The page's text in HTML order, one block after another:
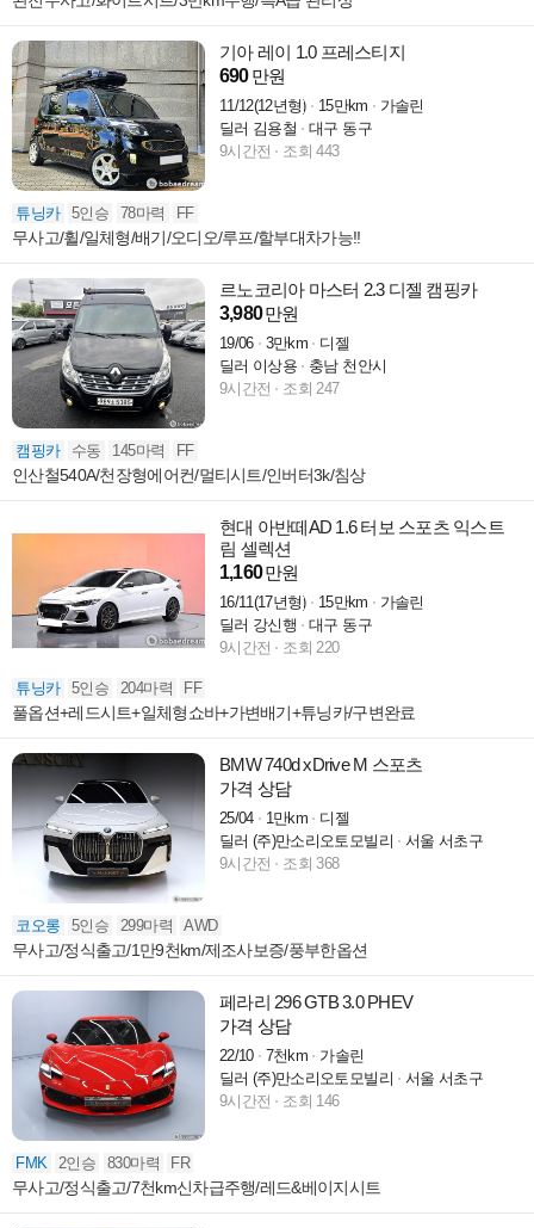
기아 레이 1.0 프레스티지
690만원
11/12(12년형) 15만km
가솔린
딜러 김용철
대구 동구
9시간전
조회 443
튜닝카 5인승 78마력 FF
무사고/휠/일체형/배기/오디오/루프/할부대차가능!!
르노코리아 마스터 2.3 디젤 캠핑카
3,980만원
19/06 3만km
디젤
딜러 이상용
충남 천안시
9시간전
조회 247
캠핑카 수동 145마력 FF
인산철540A/천장형에어컨/멀티시트/인버터3k/침상
현대 아반떼AD 1.6 터보 스포츠 익스트
림 셀렉션
1,160만원
16/11(17년형) 15만km
가솔린
딜러 강신행
대구 동구
9시간전
조회 220
튜닝카 5인승 204마력 FF
풀옵션+레드시트+일체형쇼바+가변배기+튜닝카/구변완료
BMW 740d xDrive M 스포츠
가격 상담
25/04 1만km
디젤
딜러 (주)만소리오토모빌리
서울 서초구
9시간전
조회 368
코오롱 5인승 299마력 AWD
무사고/정식출고/1만9천km/제조사보증/풍부한옵션
페라리 296 GTB 3.0 PHEV
가격 상담
22/10 7천km
가솔린
딜러 (주)만소리오토모빌리
서울 서초구
9시간전
조회 146
FMK 2인승 830마력 FR
무사고/정식출고/7천km신차급주행/레드&베이지시트